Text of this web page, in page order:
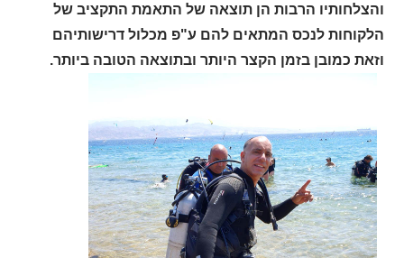
והצלחותיו הרבות הן תוצאה של התאמת התקציב של
הלקוחות לנכס המתאים להם ע"פ מכלול דרישותיהם
וזאת כמובן בזמן הקצר היותר ובתוצאה הטובה ביותר.